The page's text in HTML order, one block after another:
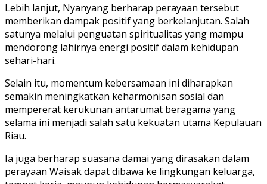
Lebih lanjut, Nyanyang berharap perayaan tersebut
memberikan dampak positif yang berkelanjutan. Salah
satunya melalui penguatan spiritualitas yang mampu
mendorong lahirnya energi positif dalam kehidupan
sehari-hari.
Selain itu, momentum kebersamaan ini diharapkan
semakin meningkatkan keharmonisan sosial dan
mempererat kerukunan antarumat beragama yang
selama ini menjadi salah satu kekuatan utama Kepulauan
Riau.
Ia juga berharap suasana damai yang dirasakan dalam
perayaan Waisak dapat dibawa ke lingkungan keluarga,